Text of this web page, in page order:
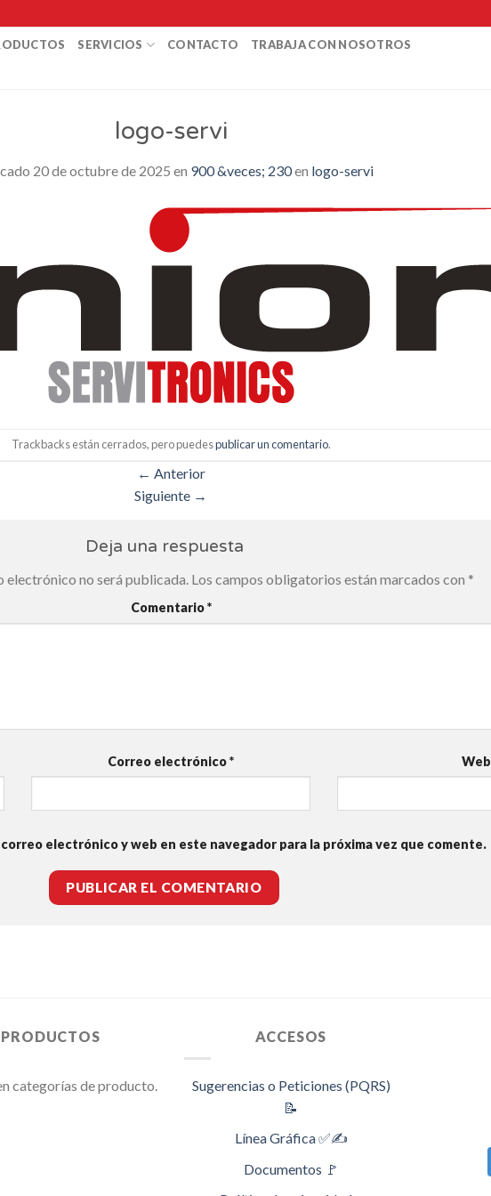
SERVICIOS CONTACTO TRABAJA CON NOSOTROS
logo-servi
20 de octubre de 2025 en 900 &veces; 230en logo-servi
Trackbacks están cerrados, pero puedespublicar un comentario.
← Anterior
Siguiente →
Deja una respuesta
electrónico no será publicada. Los campos obligatorios están marcados con *
Comentario*
Correo electrónico* Web
correo electrónico y web en este navegador para la próxima vez que comente.
PRODUCTOS
categorías de producto.
ACCESOS
Sugerencias o Peticiones (PQRS)
📝
Línea Gráfica ✅✍️
Documentos 🚩